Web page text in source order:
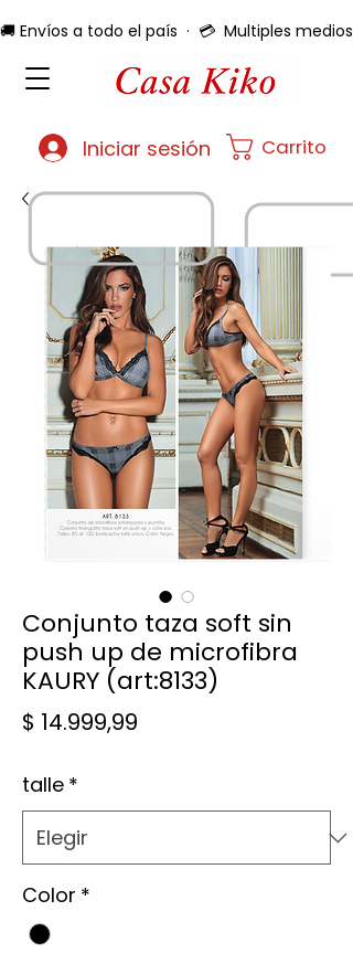
🚚 Envíos a todo el país  ·  💳  Multiples
Iniciar sesión Carrito
Conjunto taza soft sin
push up de microfibra
KAURY (art:8133)
$ 14.999,99
talle *
Color *